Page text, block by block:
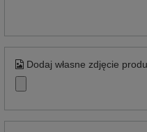
Dodaj własne zdjęcie